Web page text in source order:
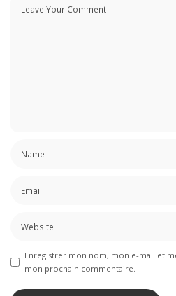
Enregistrer mon nom, mon e-mail et
mon prochain commentaire.